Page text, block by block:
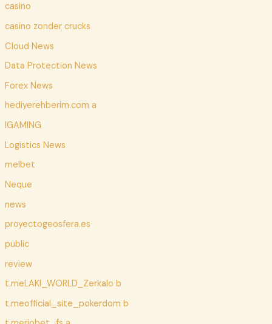
casino
casino zonder crucks
Cloud News
Data Protection News
Forex News
hediyerehberim.com a
IGAMING
Logistics News
melbet
Neque
news
proyectogeosfera.es
public
review
t.meLAKI_WORLD_Zerkalo b
t.meofficial_site_pokerdom b